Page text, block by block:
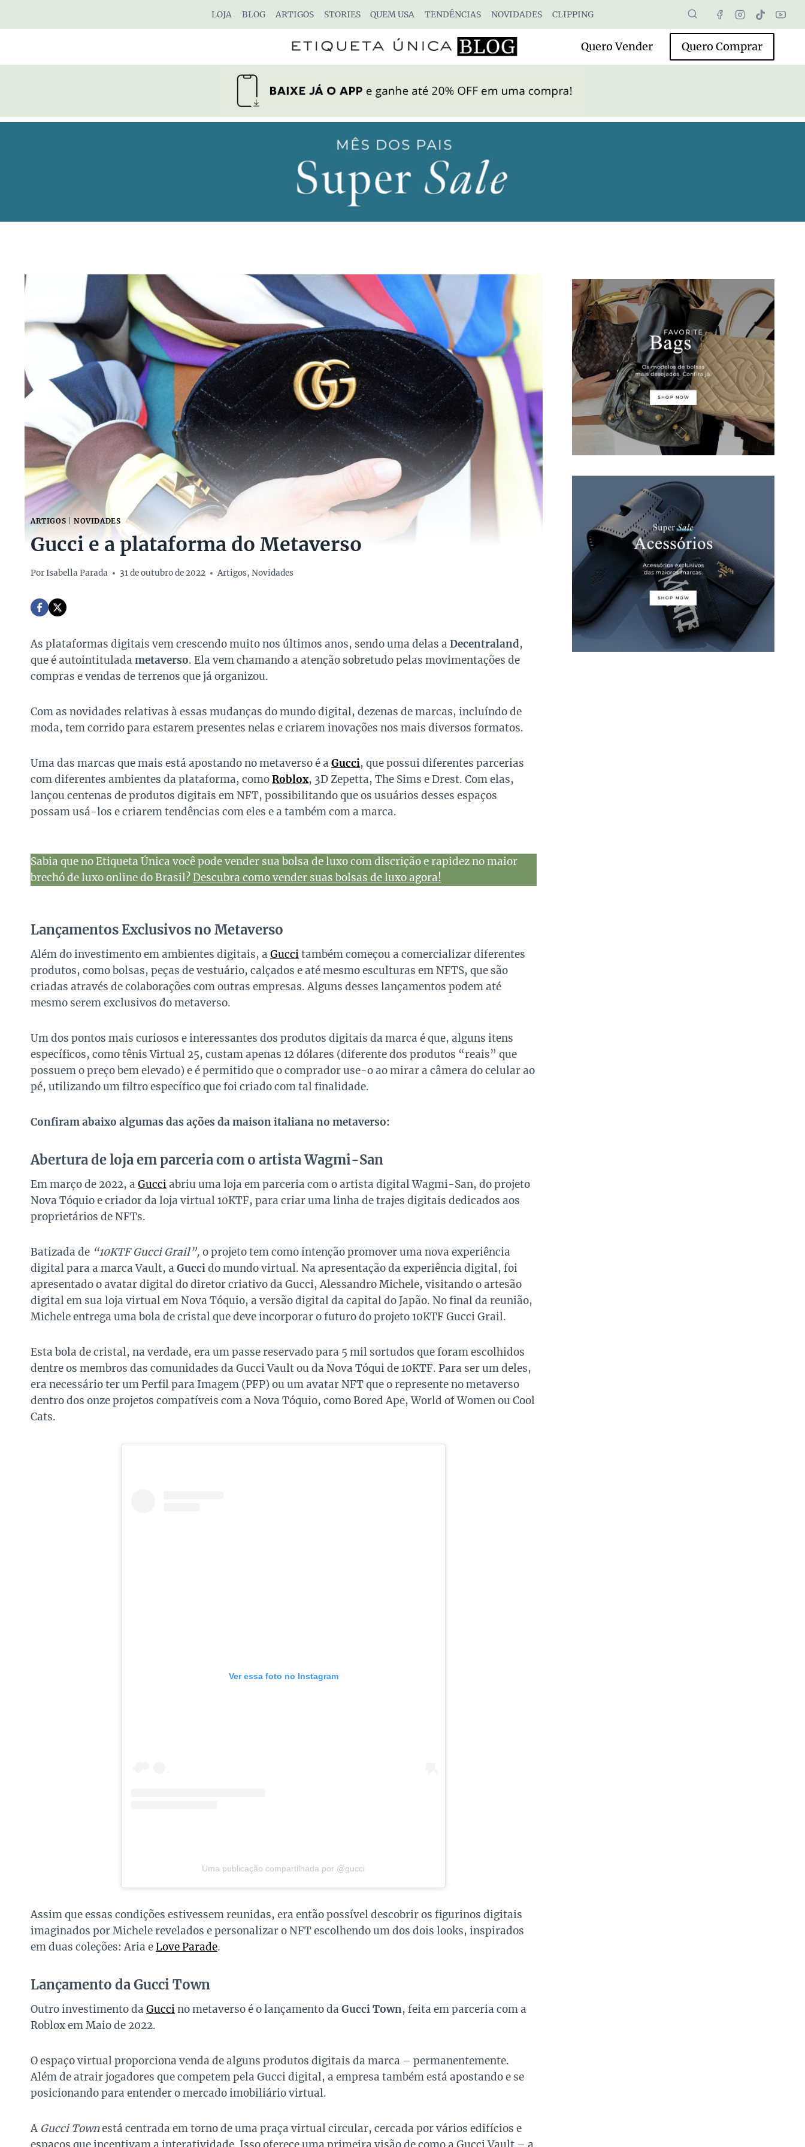
LOJA BLOG ARTIGOS STORIES QUEM USA TENDÊNCIAS NOVIDADES CLIPPING
Quero Vender Quero Comprar
ARTIGOS NOVIDADES
Gucci e a plataforma do Metaverso
PorIsabella Parada 31 de outubro de 2022 Artigos,Novidades
As plataformas digitais vem crescendo muito nos últimos anos, sendo uma delas a Decentraland,
que é autointitulada metaverso. Ela vem chamando a atenção sobretudo pelas movimentações de
compras e vendas de terrenos que já organizou.
Com as novidades relativas à essas mudanças do mundo digital, dezenas de marcas, incluíndo de
moda, tem corrido para estarem presentes nelas e criarem inovações nos mais diversos formatos.
Uma das marcas que mais está apostando no metaverso é a Gucci, que possui diferentes parcerias
com diferentes ambientes da plataforma, comoRoblox, 3D Zepetta, The Sims e Drest. Com elas,
lançou centenas de produtos digitais em NFT, possibilitando que os usuários desses espaços
possam usá-los e criarem tendências com eles e a também com a marca.
Sabia que no Etiqueta Única você pode vender sua bolsa de luxo com discrição e rapidez no maior
brechó de luxo online do Brasil?Descubra como vender suas bolsas de luxo agora!
Lançamentos Exclusivos no Metaverso
Além do investimento em ambientes digitais, a Guccitambém começou a comercializar diferentes
produtos, como bolsas, peças de vestuário, calçados e até mesmo esculturas em NFTS, que são
criadas através de colaborações com outras empresas. Alguns desses lançamentos podem até
mesmo serem exclusivos do metaverso.
Um dos pontos mais curiosos e interessantes dos produtos digitais da marca é que, alguns itens
específicos, como tênis Virtual 25, custam apenas 12 dólares (diferente dos produtos “reais” que
possuem o preço bem elevado) e é permitido que o comprador use-o ao mirar a câmera do celular ao
pé, utilizando um filtro específico que foi criado com tal finalidade.
Confiram abaixo algumas das ações da maison italiana no metaverso:
Abertura de loja em parceria com o artista Wagmi-San
Em março de 2022, a Gucciabriu uma loja em parceria com o artista digital Wagmi-San, do projeto
Nova Tóquio e criador da loja virtual 10KTF, para criar uma linha de trajes digitais dedicados aos
proprietários de NFTs.
Batizada de “10KTF Gucci Grail”, o projeto tem como intenção promover uma nova experiência
digital para a marca Vault, a Guccido mundo virtual. Na apresentação da experiência digital, foi
apresentado o avatar digital do diretor criativo da Gucci, Alessandro Michele, visitando o artesão
digital em sua loja virtual em Nova Tóquio, a versão digital da capital do Japão. No final da reunião,
Michele entrega uma bola de cristal que deve incorporar o futuro do projeto 10KTF Gucci Grail.
Esta bola de cristal, na verdade, era um passe reservado para 5 mil sortudos que foram escolhidos
dentre os membros das comunidades da Gucci Vault ou da Nova Tóqui de 10KTF. Para ser um deles,
era necessário ter um Perfil para Imagem (PFP) ou um avatar NFT que o represente no metaverso
dentro dos onze projetos compatíveis com a Nova Tóquio, como Bored Ape, World of Women ou Cool
Cats.
Ver essa foto no Instagram
Uma publicação compartilhada por @gucci
Assim que essas condições estivessem reunidas, era então possível descobrir os figurinos digitais
imaginados por Michele revelados e personalizar o NFT escolhendo um dos dois looks, inspirados
em duas coleções: Aria eLove Parade.
Lançamento da Gucci Town
Outro investimento da Guccino metaverso é o lançamento da Gucci Town, feita em parceria com a
Roblox em Maio de 2022.
O espaço virtual proporciona venda de alguns produtos digitais da marca – permanentemente.
Além de atrair jogadores que competem pela Gucci digital, a empresa também está apostando e se
posicionando para entender o mercado imobiliário virtual.
A Gucci Townestá centrada em torno de uma praça virtual circular, cercada por vários edifícios e